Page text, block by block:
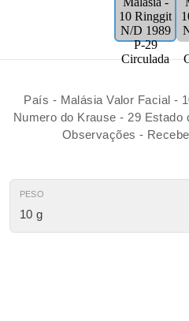
País - Malásia Valor Facial -
Numero do Krause - 29
Observações -
PESO
10 g